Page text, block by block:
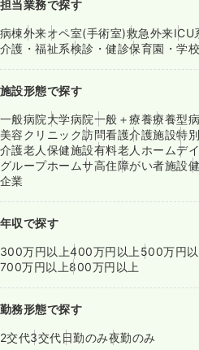
担当業務で探す
病棟外来オペ室(手術室)救急外来ICU
介護・福祉系検診・健診保育園・学
施設形態で探す
一般病院大学病院一般＋療養療養型
美容クリニック訪問看護介護施設特
介護老人保健施設有料老人ホームデ
グループホームサ高住障がい者施設
企業
年収で探す
300万円以上400万円以上 500万円
700万円以上800万円以上
勤務形態で探す
2交代3交代日勤のみ夜勤のみ